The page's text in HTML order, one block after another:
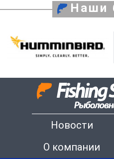
Наши
Новости
О компании